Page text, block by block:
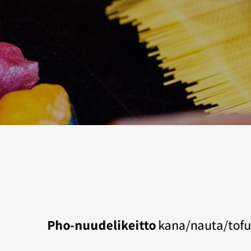
Pho-nuudelikeittokana/nauta/tofu